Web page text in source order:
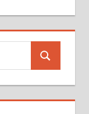
Search